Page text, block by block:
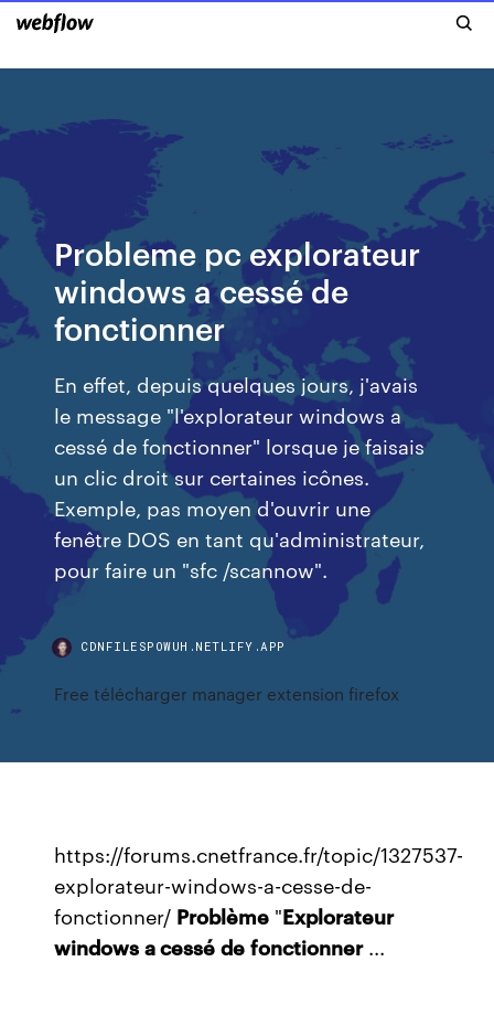
Probleme pc explorateur
windows a cessé de
fonctionner
En effet, depuis quelques jours, j'avais
le message "l'explorateur windows a
cessé de fonctionner" lorsque je faisais
un clic droit sur certaines icônes.
Exemple, pas moyen d'ouvrir une
fenêtre DOS en tant qu'administrateur,
pour faire un "sfc /scannow".
CDNFILESPOWUH.NETLIFY.APP
Free télécharger manager extension firefox
https://forums.cnetfrance.fr/topic/1327537-
explorateur-windows-a-cesse-de-
fonctionner/ Problème "Explorateur
windows a cessé de fonctionner...